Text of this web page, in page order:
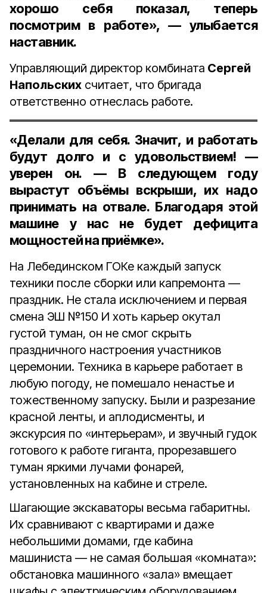
хорошо себя показал, теперь
посмотрим в работе», — улыбается
наставник.
Управляющий директор комбината Сергей
Напольских считает, что бригада
ответственно отнеслась работе.
«Делали для себя. Значит, и работать
будут долго и с удовольствием! —
уверен он. — В следующем году
вырастут объёмы вскрыши, их надо
принимать на отвале. Благодаря этой
машине у нас не будет дефицита
мощностей на приёмке».
На Лебединском ГОКе каждый запуск
техники после сборки или капремонта —
праздник. Не стала исключением и первая
смена ЭШ №150 И хоть карьер окутал
густой туман, он не смог скрыть
праздничного настроения участников
церемонии. Техника в карьере работает в
любую погоду, не помешало ненастье и
тожественному запуску. Были и разрезание
красной ленты, и аплодисменты, и
экскурсия по «интерьерам», и звучный гудок
готового к работе гиганта, прорезавшего
туман яркими лучами фонарей,
установленных на кабине и стреле.
Шагающие экскаваторы весьма габаритны.
Их сравнивают с квартирами и даже
небольшими домами, где кабина
машиниста — не самая большая «комната»:
обстановка машинного «зала» вмещает